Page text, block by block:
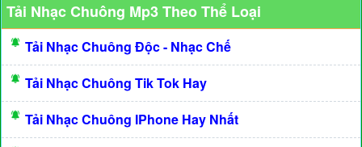
Tải Nhạc Chuông Mp3 Theo Thể Loại
Tải Nhạc Chuông Độc - Nhạc Chế
Tải Nhạc Chuông Tik Tok Hay
Tải Nhạc Chuông IPhone Hay Nhất